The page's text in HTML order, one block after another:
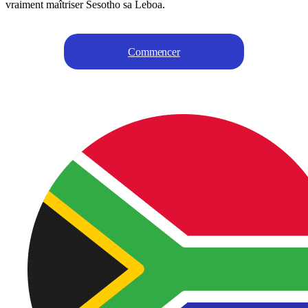
vraiment maîtriser Sesotho sa Leboa.
Commencer